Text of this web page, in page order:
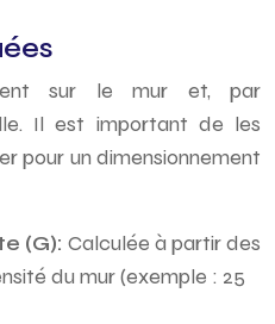
sur le mur et, par
Il est important de les
pour un dimensionnement
(G): Calculée à partir des
du mur (exemple : 25